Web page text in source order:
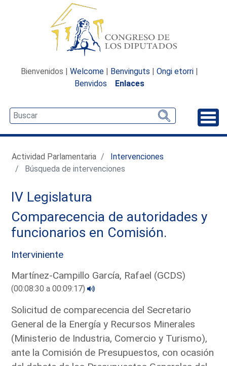
Bienvenidos | Welcome | Benvinguts | Ongi etorri |
Benvidos
Enlaces
Actividad Parlamentaria
Intervenciones
Búsqueda de intervenciones
IV Legislatura
Comparecencia de autoridades y
funcionarios en Comisión.
Interviniente
Martínez-Campillo García, Rafael (GCDS)
(00:08:30 a 00:09:17)
Solicitud de comparecencia del Secretario
General de la Energía y Recursos Minerales
(Ministerio de Industria, Comercio y Turismo),
ante la Comisión de Presupuestos, con ocasión